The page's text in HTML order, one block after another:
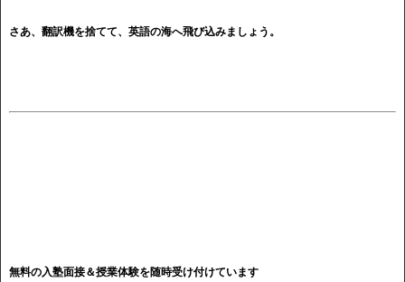
さあ、翻訳機を捨てて、英語の海へ飛び込みましょう。
無料の入塾面接＆授業体験を随時受け付けています